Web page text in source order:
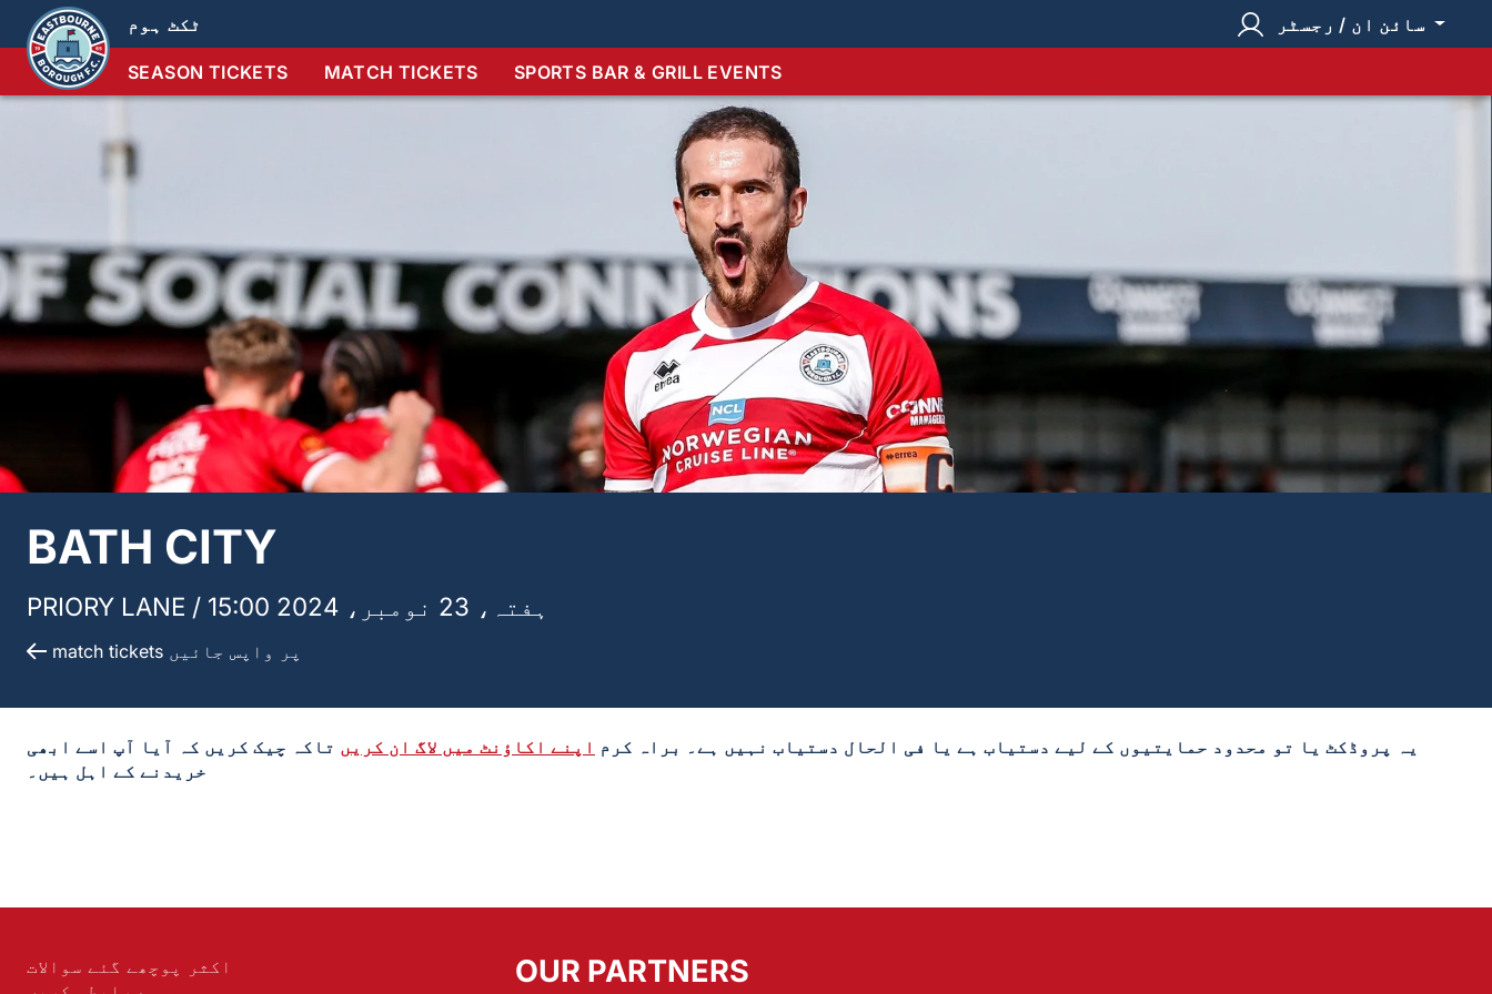
ٹکٹ ہوم سائن ان / رجسٹر
SEASON TICKETS MATCH TICKETS SPORTS BAR & GRILL EVENTS
BATH CITY
PRIORY LANE / ہفتہ، 23 نومبر، 2024 15:00
match tickets پر واپس جائیں
یہ پروڈکٹ یا تو محدود حمایتیوں کے لیے دستیاب ہے یا فی الحال دستیاب نہیں ہے۔ براہ کرم اپنے اکاؤنٹ میں لاگ ان کریں تاکہ چیک کریں کہ آیا آپ اسے ابھی
خریدنے کے اہل ہیں۔
اکثر پوچھے گئے سوالات
OUR PARTNERS